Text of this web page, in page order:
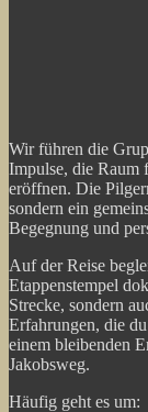
Wir führen die
Impulse, die Raum
eröffnen. Die
sondern ein
Begegnung und
Auf der Reise
Etappenstempel
Strecke, sondern
Erfahrungen, die
einem bleibenden
Jakobsweg.
Häufig geht es um: